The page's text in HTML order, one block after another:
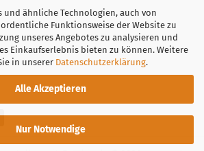
und ähnliche Technologien, auch von
Funktionsweise der Website zu
unseres Angebotes zu analysieren und
Einkaufserlebnis bieten zu können. Weitere
in unserer Datenschutzerklärung.
Alle Akzeptieren
Nur Notwendige